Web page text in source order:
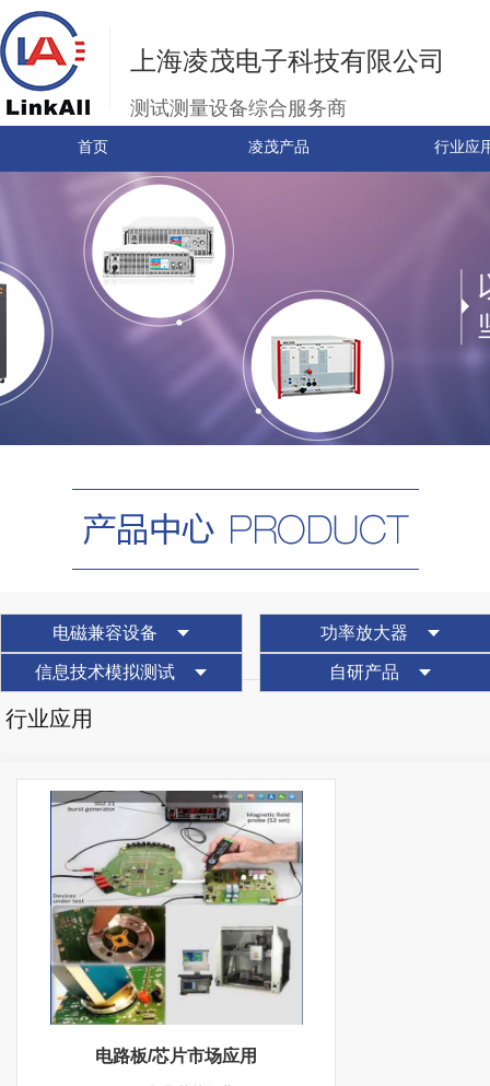
上海凌茂电子科技有限公司
测试测量设备综合服务商
首页 凌茂产品 行业应
电磁兼容设备 功率放大器
信息技术模拟测试 自研产品
行业应用
电路板/芯片市场应用